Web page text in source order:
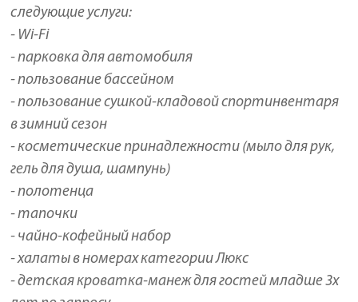
следующие услуги:
- Wi-Fi
- парковка для автомобиля
- пользование бассейном
- пользование сушкой-кладовой спортинвентаря
в зимний сезон
- косметические принадлежности (мыло для рук,
гель для душа, шампунь)
- полотенца
- тапочки
- чайно-кофейный набор
- халаты в номерах категории Люкс
- детская кроватка-манеж для гостей младше 3х